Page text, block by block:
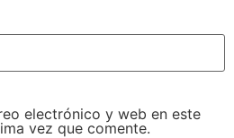
electrónico y web en este
vez que comente.